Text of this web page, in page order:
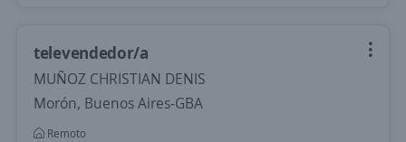
televendedor/a
MUÑOZ CHRISTIAN DENIS
Morón, Buenos Aires-GBA
Remoto